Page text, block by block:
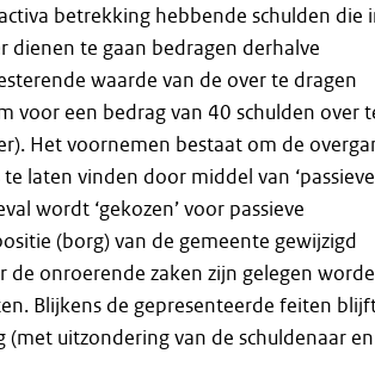
betrekking hebbende schulden die
dienen te gaan bedragen derhalve
waarde van de over te dragen
voor een bedrag van 40 schulden over
Het voornemen bestaat om de
laten vinden door middel van ‘passieve
wordt ‘gekozen’ voor passieve
(borg) van de gemeente gewijzigd
onroerende zaken zijn gelegen
Blijkens de gepresenteerde feiten blijft
uitzondering van de schuldenaar en